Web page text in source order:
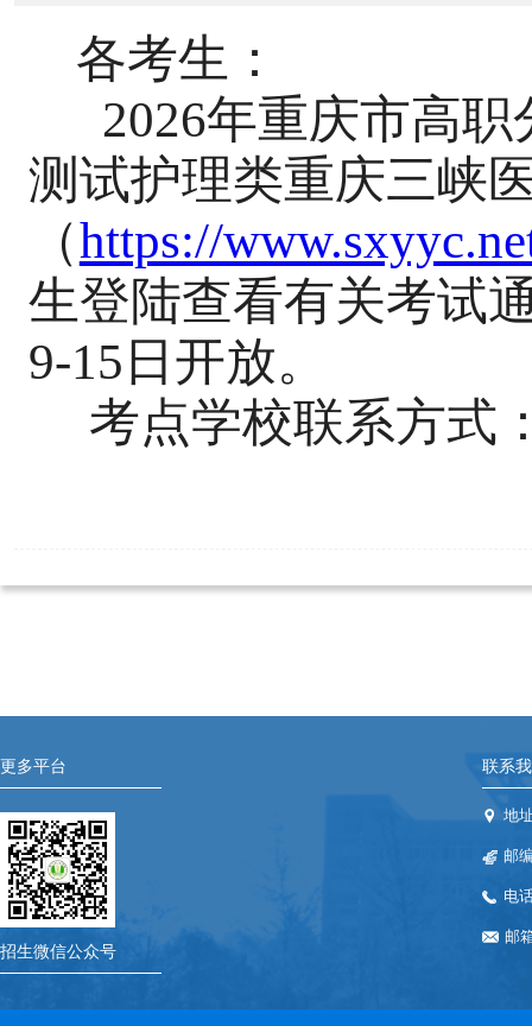
各考生：
2026年重庆市高
测试护理类重庆三峡
（https://
生登陆查看有关考试
9-15日开放。
考点学校联系方式
更多平台
招生微信公众号
联系
地
邮
电
邮